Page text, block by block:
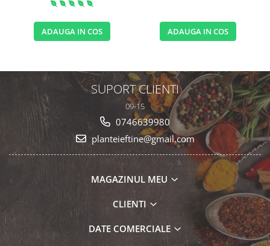
ADAUGA IN COS ADAUGA IN COS
SUPORT CLIENTI
09-15
0746639980
planteieftine@gmail.com
MAGAZINUL MEU
CLIENTI
DATE COMERCIALE